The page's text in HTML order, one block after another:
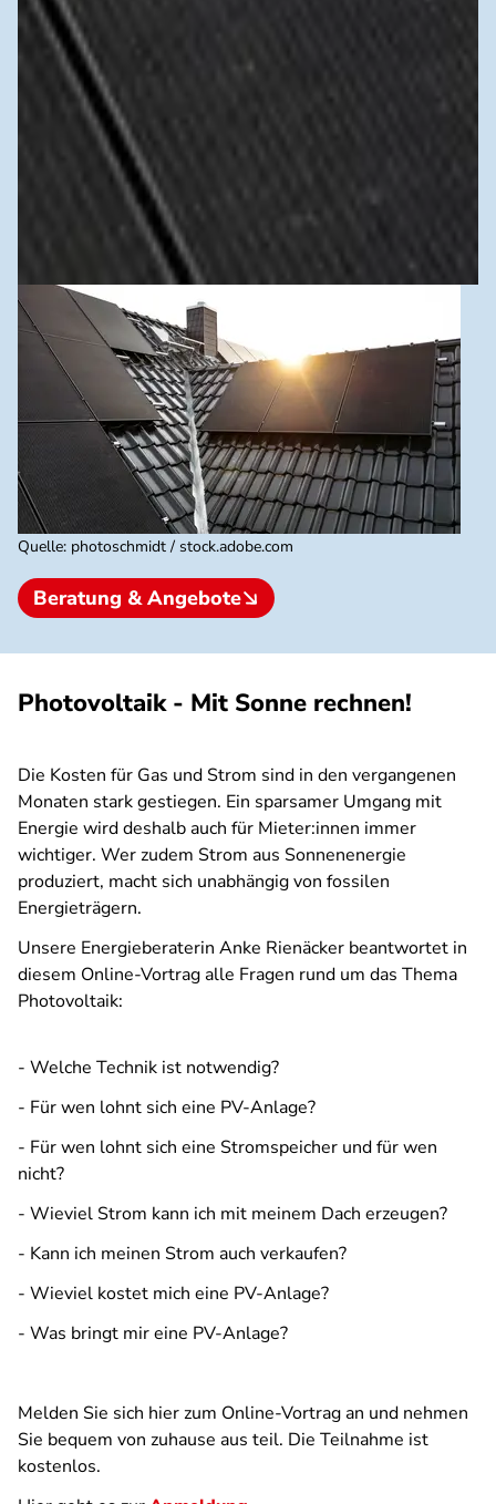
Quelle: photoschmidt / stock.adobe.com
Beratung & Angebote
Photovoltaik - Mit Sonne rechnen!
Die Kosten für Gas und Strom sind in den vergangenen
Monaten stark gestiegen. Ein sparsamer Umgang mit
Energie wird deshalb auch für Mieter:innen immer
wichtiger. Wer zudem Strom aus Sonnenenergie
produziert, macht sich unabhängig von fossilen
Energieträgern.
Unsere Energieberaterin Anke Rienäcker beantwortet in
diesem Online-Vortrag alle Fragen rund um das Thema
Photovoltaik:
- Welche Technik ist notwendig?
- Für wen lohnt sich eine PV-Anlage?
- Für wen lohnt sich eine Stromspeicher und für wen
nicht?
- Wieviel Strom kann ich mit meinem Dach erzeugen?
- Kann ich meinen Strom auch verkaufen?
- Wieviel kostet mich eine PV-Anlage?
- Was bringt mir eine PV-Anlage?
Melden Sie sich hier zum Online-Vortrag an und nehmen
Sie bequem von zuhause aus teil. Die Teilnahme ist
kostenlos.